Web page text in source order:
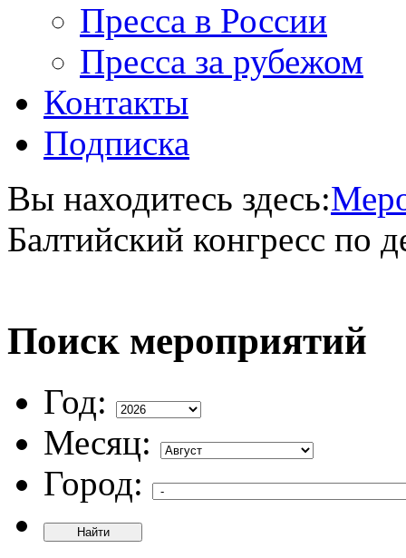
Пресса в России
Пресса за рубежом
Контакты
Подписка
Вы находитесь здесь:
Балтийский конгресс по
Поиск мероприятий
Год:
Месяц:
Город:
Найти